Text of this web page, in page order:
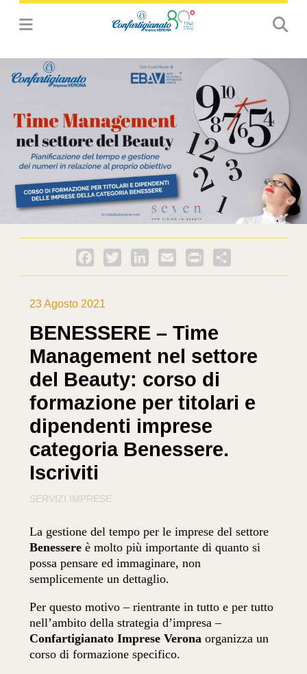
Facebook
Twitter LinkedInEmail PrintFriendly
23 Agosto 2021
BENESSERE – Time
Management nel settore
del Beauty: corso di
formazione per titolari e
dipendenti imprese
categoria Benessere.
Iscriviti
SERVIZI IMPRESE
La gestione del tempo per le imprese del settore
Benessere è molto più importante di quanto si
possa pensare ed immaginare, non
semplicemente un dettaglio.
Per questo motivo – rientrante in tutto e per tutto
nell’ambito della strategia d’impresa –
Confartigianato Imprese Verona organizza un
corso di formazione specifico.